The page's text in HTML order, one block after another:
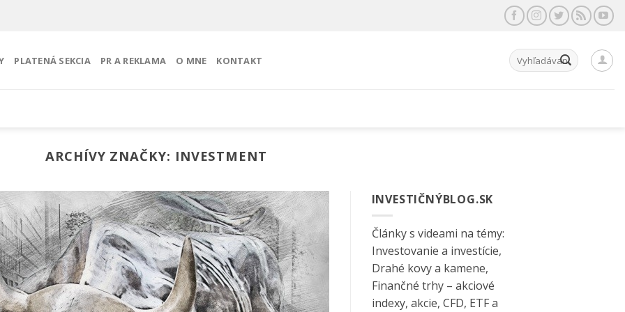
PLATENÁ SEKCIA PR A REKLAMA O MNE KONTAKT Hľadať:
ARCHÍVY ZNAČKY: INVESTMENT
INVESTIČNÝBLOG.SK
Články s videami na témy:
Investovanie a investície,
Drahé kovy a kamene,
Finančné trhy – akciové
indexy, akcie, CFD, ETF a